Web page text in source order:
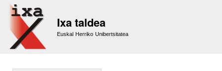
Ixa taldea
Euskal Herriko Unibertsitatea